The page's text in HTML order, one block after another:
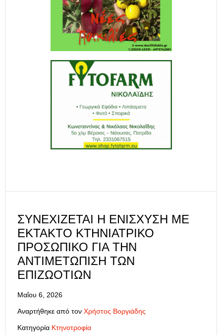
ΣΥΝΕΧΊΖΕΤΑΙ Η ΕΝΊΣΧΥΣΗ ΜΕ
ΈΚΤΑΚΤΟ ΚΤΗΝΙΑΤΡΙΚΌ
ΠΡΟΣΩΠΙΚΌ ΓΙΑ ΤΗΝ
ΑΝΤΙΜΕΤΏΠΙΣΗ ΤΩΝ
ΕΠΙΖΩΟΤΙΏΝ
Μαΐου 6, 2026
Αναρτήθηκε από τον Χρήστος Βοργιάδης
Κατηγορία Κτηνοτροφία